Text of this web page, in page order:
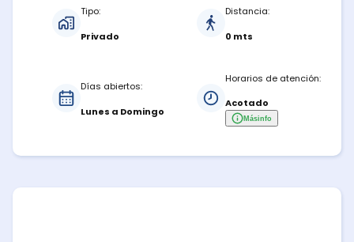
Tipo:
Privado
Distancia:
0 mts
Días abiertos:
Lunes a Domingo
Horarios de atención:
Acotado
Másinfo